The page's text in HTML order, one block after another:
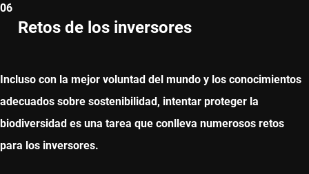
PREVIOUS CHAPTER
06
Retos de los inversores
Incluso con la mejor voluntad del mundo y los conocimientos
adecuados sobre sostenibilidad, intentar proteger la
biodiversidad es una tarea que conlleva numerosos retos
para los inversores.